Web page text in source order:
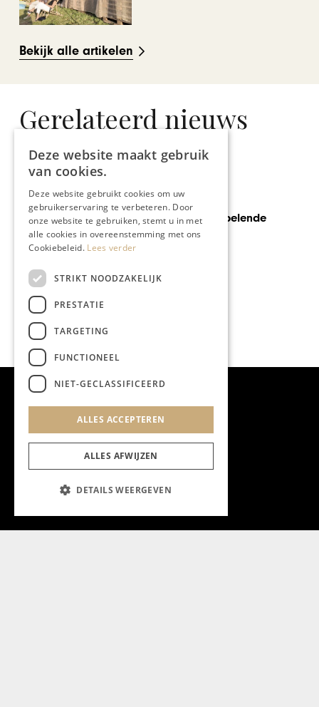
Bekijk alle artikelen
Gerelateerd nieuws
MODE & BEAUTY
Draai die druppelende
kraan dicht!
Deze website maakt gebruik
van cookies.
Deze website gebruikt cookies om uw
gebruikerservaring te verbeteren. Door
onze website te gebruiken, stemt u in met
alle cookies in overeenstemming met ons
Cookiebeleid. Lees verder
STRIKT NOODZAKELIJK
PRESTATIE
TARGETING
FUNCTIONEEL
NIET-GECLASSIFICEERD
ALLES ACCEPTEREN
ALLES AFWIJZEN
DETAILS WEERGEVEN